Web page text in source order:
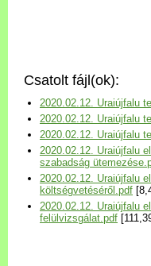
Választási
Versenyképes
Program
Települési Arculati
Kézikönyv
Csatolt fájl(ok):
2020.02.12. Uraiújfalu
2020.02.12. Uraiújfalu
2020.02.12. Uraiújfalu
2020.02.12. Uraiújfalu
szabadság
2020.02.12. Uraiújfalu
költségvetéséről.pdf
2020.02.12. Uraiújfalu
felülvizsgálat.pdf